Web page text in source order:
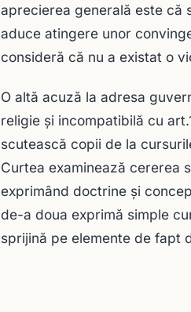
aprecierea generală este că
aduce atingere unor
consideră că nu a existat o
O altă acuză la adresa
religie şi incompatibilă cu
scutească copii de la
Curtea examinează cererea
exprimând doctrine şi
de-a doua exprimă simple
sprijină pe elemente de fapt